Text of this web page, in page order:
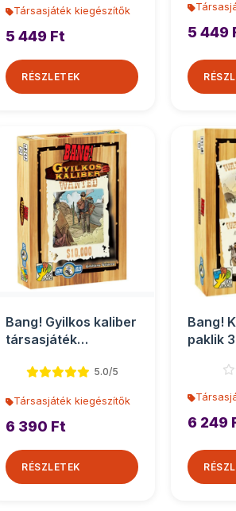
Társasjáték kiegészítők
5 449 Ft
RÉSZLETEK
5 449
Bang! Gyilkos kaliber
társasjáték
5.0/5
Társasjáték kiegészítők
6 390 Ft
RÉSZLETEK
Bang!
paklik
6 249